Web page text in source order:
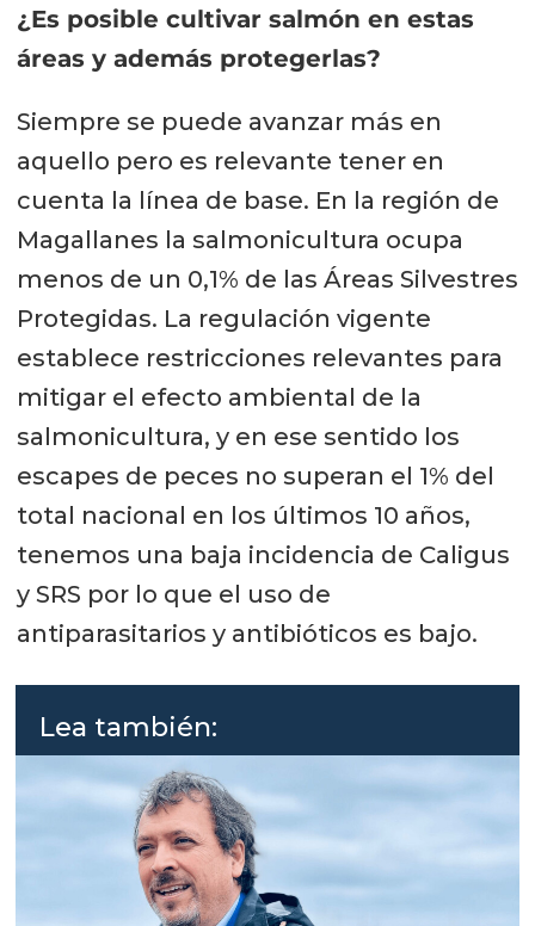
¿Es posible cultivar salmón en estas
áreas y además protegerlas?
Siempre se puede avanzar más en
aquello pero es relevante tener en
cuenta la línea de base. En la región de
Magallanes la salmonicultura ocupa
menos de un 0,1% de las Áreas Silvestres
Protegidas. La regulación vigente
establece restricciones relevantes para
mitigar el efecto ambiental de la
salmonicultura, y en ese sentido los
escapes de peces no superan el 1% del
total nacional en los últimos 10 años,
tenemos una baja incidencia de Caligus
y SRS por lo que el uso de
antiparasitarios y antibióticos es bajo.
Lea también: